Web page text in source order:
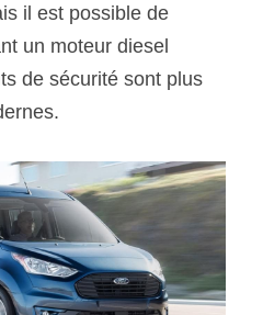
il est possible de
un moteur diesel
de sécurité sont plus